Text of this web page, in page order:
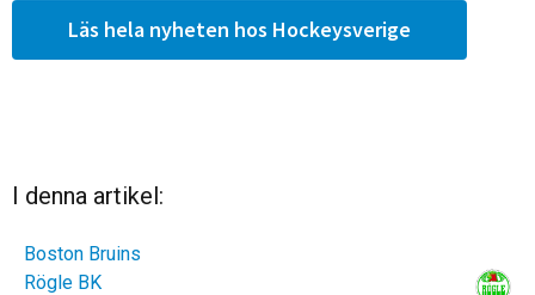
Läs hela nyheten hos Hockeysverige
I denna artikel:
Boston Bruins
Rögle BK